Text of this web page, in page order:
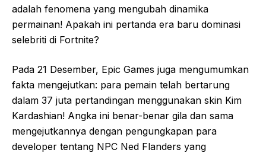
adalah fenomena yang mengubah dinamika
permainan! Apakah ini pertanda era baru dominasi
selebriti di Fortnite?
Pada 21 Desember, Epic Games juga mengumumkan
fakta mengejutkan: para pemain telah bertarung
dalam 37 juta pertandingan menggunakan skin Kim
Kardashian! Angka ini benar-benar gila dan sama
mengejutkannya dengan pengungkapan para
developer tentang NPC Ned Flanders yang